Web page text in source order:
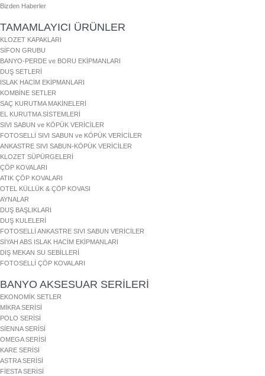
Bizden Haberler
TAMAMLAYICI ÜRÜNLER
KLOZET KAPAKLARI
SİFON GRUBU
BANYO-PERDE ve BORU EKİPMANLARI
DUŞ SETLERİ
ISLAK HACİM EKİPMANLARI
KOMBİNE SETLER
SAÇ KURUTMA MAKİNELERİ
EL KURUTMA SİSTEMLERİ
SIVI SABUN ve KÖPÜK VERİCİLER
FOTOSELLİ SIVI SABUN ve KÖPÜK VERİCİLER
ANKASTRE SIVI SABUN-KÖPÜK VERİCİLER
KLOZET SÜPÜRGELERİ
ÇÖP KOVALARI
ATIK ÇÖP KOVALARI
OTEL KÜLLÜK & ÇÖP KOVASI
AYNALAR
DUŞ BAŞLIKLARI
DUŞ KULELERİ
FOTOSELLİ ANKASTRE SIVI SABUN VERİCİLER
SİYAH ABS ISLAK HACİM EKİPMANLARI
DIŞ MEKAN SU SEBİLLERİ
FOTOSELLİ ÇÖP KOVALARI
BANYO AKSESUAR SERİLERİ
EKONOMİK SETLER
MİKRA SERİSİ
POLO SERİSİ
SİENNA SERİSİ
OMEGA SERİSİ
KARE SERİSİ
ASTRA SERİSİ
FİESTA SERİSİ